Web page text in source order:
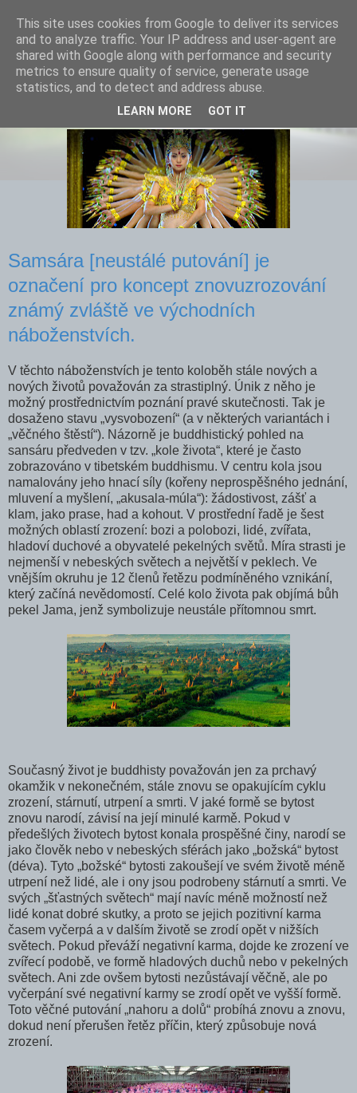
Samsára lidské existence
Samsára [neustálé putování] je
označení pro koncept znovuzrozování
známý zvláště ve východních
náboženstvích.
V těchto náboženstvích je tento koloběh stále nových a
nových životů považován za strastiplný. Únik z něho je
možný prostřednictvím poznání pravé skutečnosti. Tak je
dosaženo stavu „vysvobození“ (a v některých variantách i
„věčného štěstí“). Názorně je buddhistický pohled na
sansáru předveden v tzv. „kole života“, které je často
zobrazováno v tibetském buddhismu. V centru kola jsou
namalovány jeho hnací síly (kořeny neprospěšného jednání,
mluvení a myšlení, „akusala-múla“): žádostivost, zášť a
klam, jako prase, had a kohout. V prostřední řadě je šest
možných oblastí zrození: bozi a polobozi, lidé, zvířata,
hladoví duchové a obyvatelé pekelných světů. Míra strasti je
nejmenší v nebeských světech a největší v peklech. Ve
vnějším okruhu je 12 členů řetězu podmíněného vznikání,
který začíná nevědomostí. Celé kolo života pak objímá bůh
pekel Jama, jenž symbolizuje neustále přítomnou smrt.
Současný život je buddhisty považován jen za prchavý
okamžik v nekonečném, stále znovu se opakujícím cyklu
zrození, stárnutí, utrpení a smrti. V jaké formě se bytost
znovu narodí, závisí na její minulé karmě. Pokud v
předešlých životech bytost konala prospěšné činy, narodí se
jako člověk nebo v nebeských sférách jako „božská“ bytost
(déva). Tyto „božské“ bytosti zakoušejí ve svém životě méně
utrpení než lidé, ale i ony jsou podrobeny stárnutí a smrti. Ve
svých „šťastných světech“ mají navíc méně možností než
lidé konat dobré skutky, a proto se jejich pozitivní karma
časem vyčerpá a v dalším životě se zrodí opět v nižších
světech. Pokud převáží negativní karma, dojde ke zrození ve
zvířecí podobě, ve formě hladových duchů nebo v pekelných
světech. Ani zde ovšem bytosti nezůstávají věčně, ale po
vyčerpání své negativní karmy se zrodí opět ve vyšší formě.
Toto věčné putování „nahoru a dolů“ probíhá znovu a znovu,
dokud není přerušen řetěz příčin, který způsobuje nová
zrození.
This site uses cookies from Google to deliver its services
and to analyze traffic. Your IP address and user-agent are
shared with Google along with performance and security
metrics to ensure quality of service, generate usage
statistics, and to detect and address abuse.
LEARN MORE GOT IT